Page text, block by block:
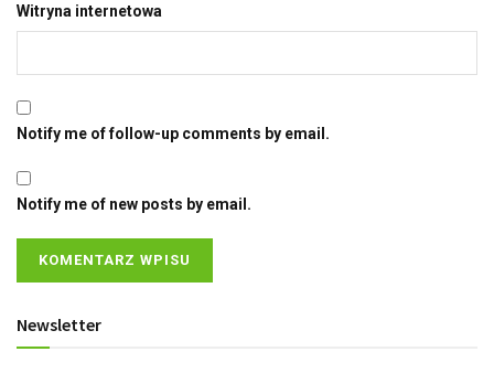
Witryna internetowa
Notify me of follow-up comments by email.
Notify me of new posts by email.
Newsletter